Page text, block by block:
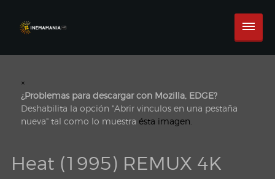
×
¿Problemas para descargar con Mozilla, EDGE?
Deshabilita la opción "Abrir vinculos en una pestaña
nueva" tal como lo muestra ésta imagen.
Heat (1995) REMUX 4K